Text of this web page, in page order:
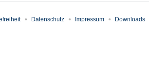
Datenschutz Impressum Downloads